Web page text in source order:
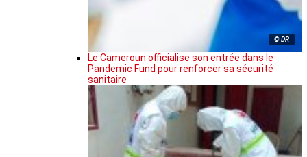
© DR
Le Cameroun officialise son entrée dans le
Pandemic Fund pour renforcer sa sécurité
sanitaire